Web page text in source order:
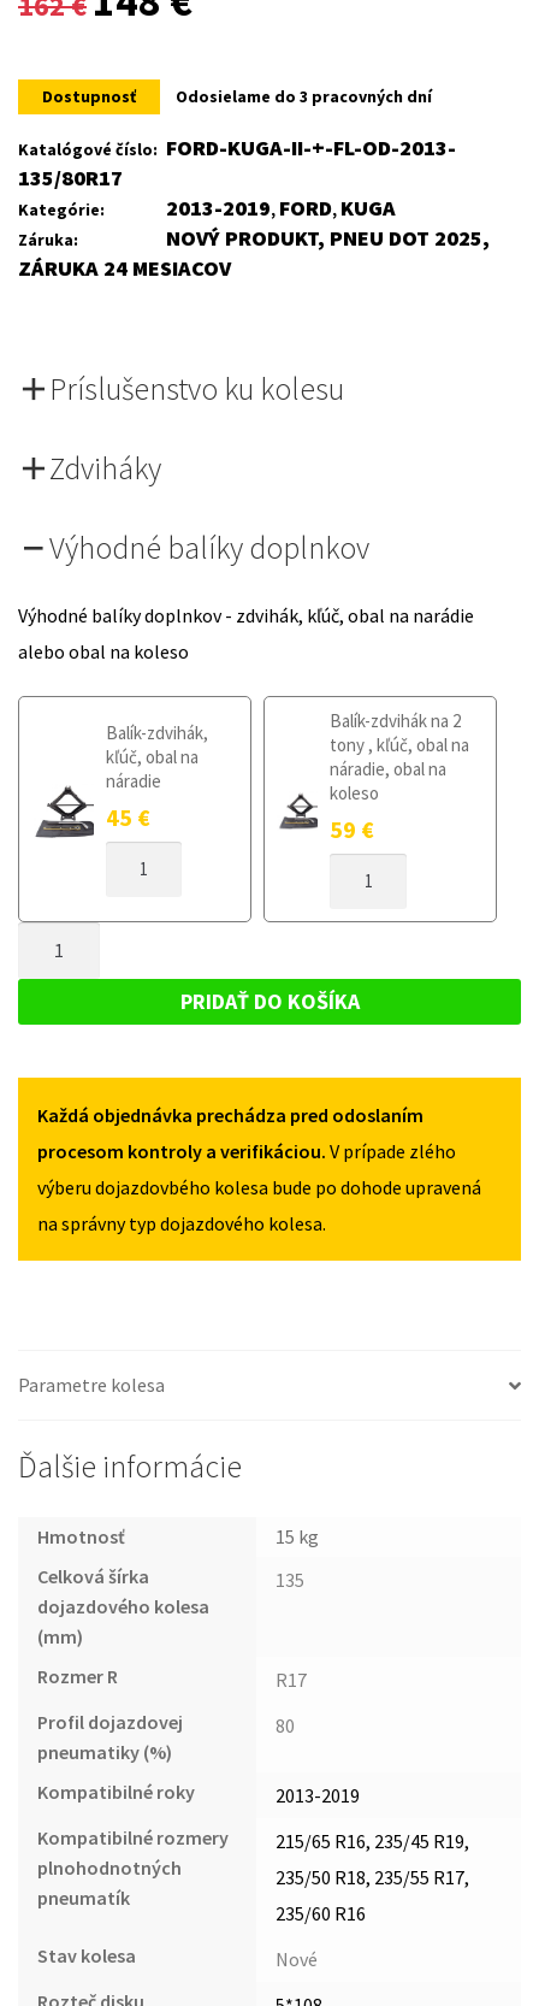
was:
162 €.
is:
148 €.
Dostupnosť Odosielame do 3 pracovných dní
Katalógové číslo: FORD-KUGA-II-+-FL-OD-2013-
135/80R17
Kategórie: 2013-2019, FORD, KUGA
Záruka:
NOVÝ PRODUKT, PNEU DOT 2025,
ZÁRUKA 24 MESIACOV
Príslušenstvo ku kolesu
Zdviháky
Výhodné balíky doplnkov
Výhodné balíky doplnkov - zdvihák, kľúč, obal na narádie
alebo obal na koleso
Balík-zdvihák,
kľúč, obal na
náradie
45 €
DOJAZDOVÉ
FORD
II
2019
Balík-zdvihák na 2
tony , kľúč, obal na
náradie, obal na
koleso
59 €
DOJAZDOVÉ
II
2013-
5X108
FORD
2013-
2019
135/80R17
PRIDAŤ DO KOŠÍKA
Každá objednávka prechádza pred odoslaním
procesom kontroly a verifikáciou. V prípade zlého
výberu dojazdovbého kolesa bude po dohode upravená
na správny typ dojazdového kolesa.
Parametre kolesa
Ďalšie informácie
Hmotnosť
15 kg
Celková šírka
dojazdového kolesa
(mm)
135
Rozmer R
R17
Profil dojazdovej
pneumatiky (%)
80
Kompatibilné roky
2013-2019
Kompatibilné rozmery
plnohodnotných
pneumatík
215/65 R16, 235/45 R19,
235/50 R18, 235/55 R17,
235/60 R16
Stav kolesa
Nové
Rozteč disku